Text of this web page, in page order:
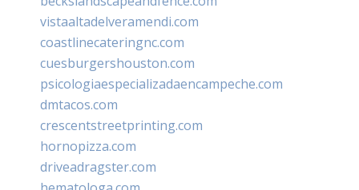
vistaaltadelveramendi.com
coastlinecateringnc.com
cuesburgershouston.com
psicologiaespecializadaencampeche.com
dmtacos.com
crescentstreetprinting.com
hornopizza.com
driveadragster.com